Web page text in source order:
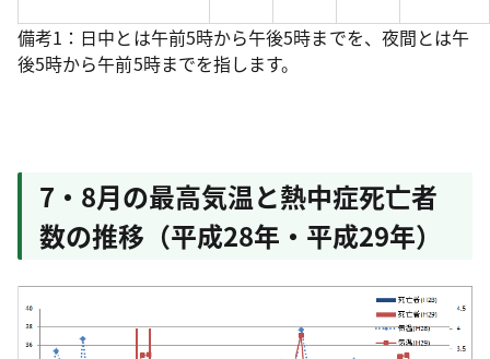
備考1：日中とは午前5時から午後5時までを、夜間とは午
後5時から午前5時までを指します。
7・8月の最高気温と熱中症死亡者
数の推移（平成28年・平成29年）